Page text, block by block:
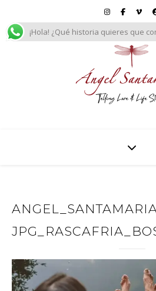
¡Hola! ¿Qué historia quieres que